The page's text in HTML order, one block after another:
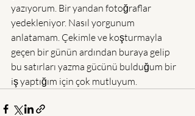
yazıyorum. Bir yandan fotoğraflar
yedekleniyor. Nasıl yorgunum
anlatamam. Çekimle ve koşturmayla
geçen bir günün ardından buraya gelip
bu satırları yazma gücünü bulduğum bir
iş yaptığım için çok mutluyum.